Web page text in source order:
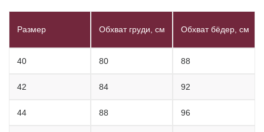
Размер Обхват груди, см Обхват бёдер, см
40 80 88
42 84 92
44 88 96